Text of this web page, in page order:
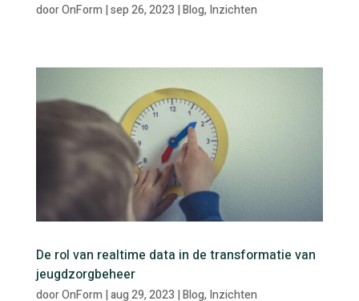
doorOnForm |sep 26, 2023 |Blog,Inzichten
De rol van realtime data in de transformatie van
jeugdzorgbeheer
doorOnForm |aug 29, 2023 |Blog,Inzichten